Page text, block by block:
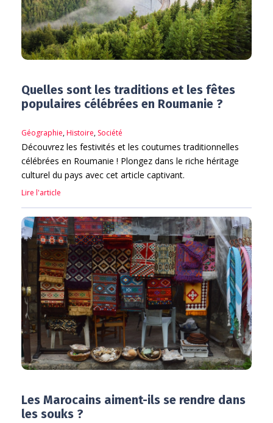
Quelles sont les traditions et les fêtes
populaires célébrées en Roumanie ?
Géographie,Histoire, Société
Découvrez les festivités et les coutumes traditionnelles
célébrées en Roumanie ! Plongez dans le riche héritage
culturel du pays avec cet article captivant.
Lire l'article
Les Marocains aiment-ils se rendre dans
les souks ?